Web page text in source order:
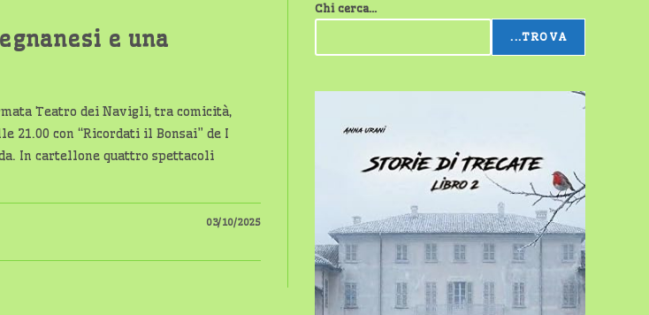
sul
e una
Teatro dei Navigli, tra comicità,
21.00 con “Ricordati il Bonsai” de I
In cartellone quattro spettacoli
03/10/2025
Chi cerca...
...TROVA